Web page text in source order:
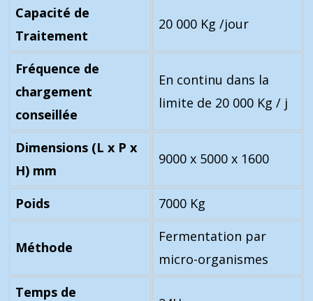
Capacité de
Traitement
20 000 Kg /jour
Fréquence de
chargement
conseillée
En continu dans la
limite de 20 000 Kg / j
Dimensions (L x P x
H) mm
9000 x 5000 x 1600
Poids 7000 Kg
Méthode
Fermentation par
micro-organismes
Temps de